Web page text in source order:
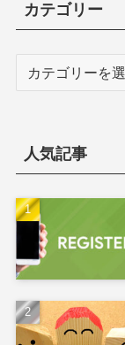
カテゴリー
ー人気記事